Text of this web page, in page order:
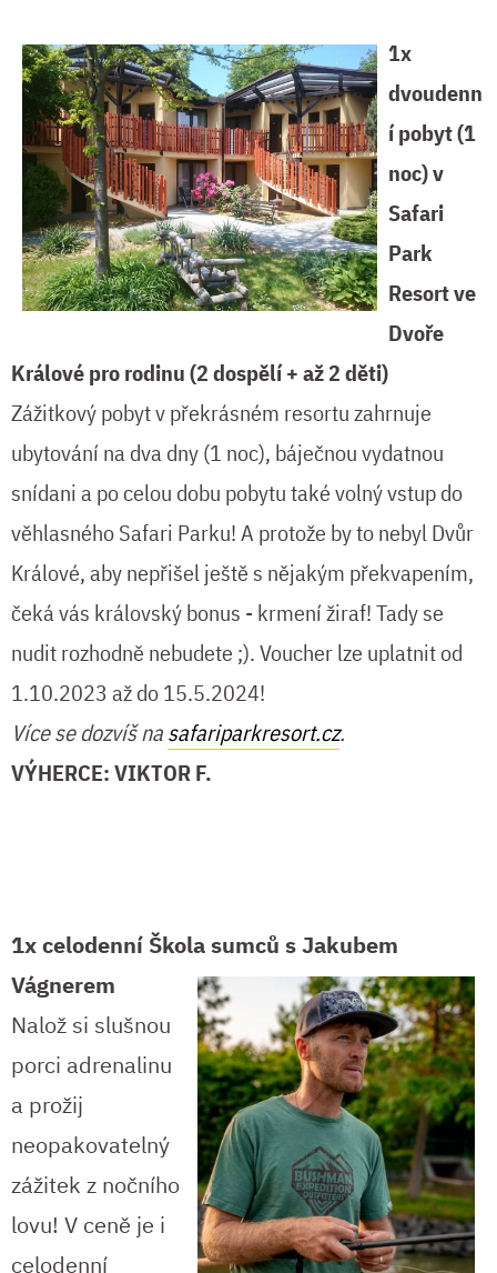
1x
dvoudenn
í pobyt (1
noc) v
Safari
Park
Resort ve
Dvoře
Králové pro rodinu (2 dospělí + až 2 děti)
Zážitkový pobyt v překrásném resortu zahrnuje
ubytování na dva dny (1 noc), báječnou vydatnou
snídani a po celou dobu pobytu také volný vstup do
věhlasného Safari Parku! A protože by to nebyl Dvůr
Králové, aby nepřišel ještě s nějakým překvapením,
čeká vás královský bonus - krmení žiraf! Tady se
nudit rozhodně nebudete ;). Voucher lze uplatnit od
1.10.2023 až do 15.5.2024!
Více se dozvíš nasafariparkresort.cz.
VÝHERCE: VIKTOR F.
1x celodenní Škola sumců s Jakubem
Vágnerem
Nalož si slušnou
porci adrenalinu
a prožij
neopakovatelný
zážitek z nočního
lovu! V ceně je i
celodenní